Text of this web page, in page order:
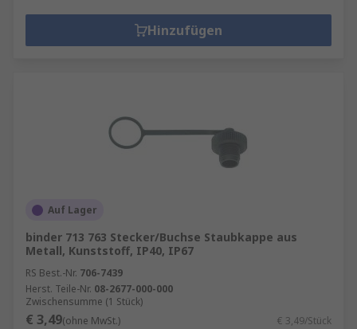
Hinzufügen
Auf Lager
binder 713 763 Stecker/Buchse Staubkappe aus
Metall, Kunststoff, IP40, IP67
RS Best.-Nr. 706-7439
Herst. Teile-Nr. 08-2677-000-000
Zwischensumme (1 Stück)
€ 3,49(ohne MwSt.) € 3,49/Stück